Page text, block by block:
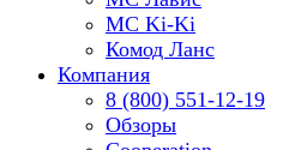
МС Ki-Ki
Комод Ланс
Компания
8 (800) 551-12-19
Обзоры